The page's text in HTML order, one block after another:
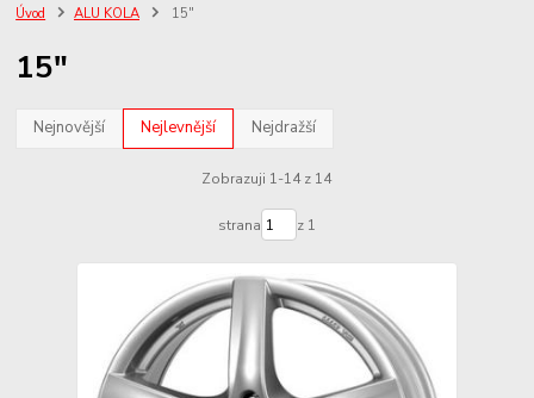
Úvod ALU KOLA 15"
15"
Nejnovější Nejlevnější Nejdražší
Zobrazuji 1-14 z 14
strana z 1